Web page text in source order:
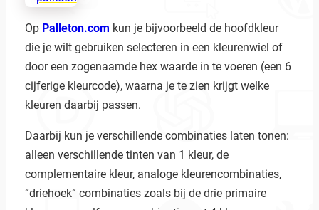
Op Palleton.com kun je bijvoorbeeld de hoofdkleur
die je wilt gebruiken selecteren in een kleurenwiel of
door een zogenaamde hex waarde in te voeren (een 6
cijferige kleurcode), waarna je te zien krijgt welke
kleuren daarbij passen.
Daarbij kun je verschillende combinaties laten tonen:
alleen verschillende tinten van 1 kleur, de
complementaire kleur, analoge kleurencombinaties,
“driehoek” combinaties zoals bij de drie primaire